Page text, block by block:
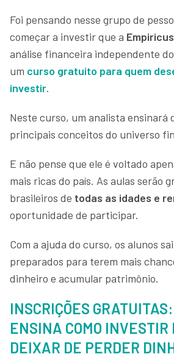
Foi pensando nesse grupo de
começar a investir que a Empiricus
análise financeira independente
um curso gratuito para quem
investir.
Neste curso, um analista ensinará
principais conceitos do universo
E não pense que ele é voltado
mais ricas do país. As aulas serão
brasileiros de todas as idades e
oportunidade de participar.
Com a ajuda do curso, os alunos
preparados para terem mais
dinheiro e acumular patrimônio.
INSCRIÇÕES
ENSINA COMO INVESTIR
DEIXAR DE PERDER